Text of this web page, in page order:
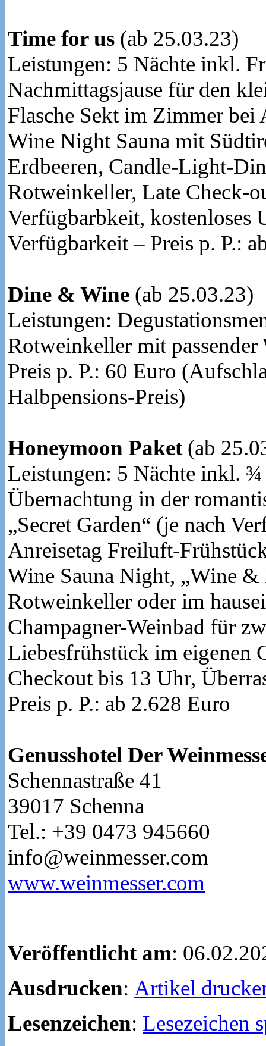
Time for us (ab 25.03.23)
Leistungen: 5 Nächte inkl.
Nachmittagsjause für den
Flasche Sekt im Zimmer bei
Wine Night Sauna mit
Erdbeeren, Candle-Light-
Rotweinkeller, Late Check-
Verfügbarbkeit, kostenloses
Verfügbarkeit – Preis p. P.:
Dine & Wine (ab 25.03.23)
Leistungen:
Rotweinkeller mit
Preis p. P.: 60 Euro
Halbpensions-Preis)
Honeymoon Paket(ab
Leistungen: 5 Nächte inkl. ¾
Übernachtung in der
„Secret Garden“ (je nach
Anreisetag Freiluft-
Wine Sauna Night, „Wine
Rotweinkeller oder im
Champagner-Weinbad für
Liebesfrühstück im eigenen
Checkout bis 13 Uhr,
Preis p. P.: ab 2.628 Euro
Genusshotel Der
Schennastraße 41
39017 Schenna
Tel.: +39 0473 945660
info@weinmesser.com
www.weinmesser.com
Veröffentlicht am:
Ausdrucken: Artikel
Lesenzeichen: Lesezeichen